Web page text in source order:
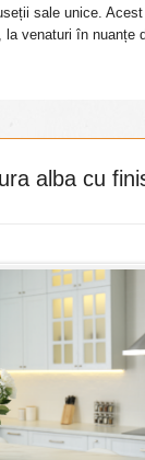
sale unice.
venaturi în nuanțe
alba cu